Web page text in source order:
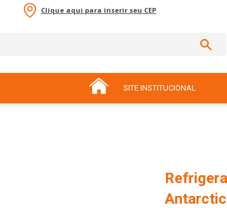
Clique aqui para inserir seu CEP
SITE INSTITUCIONAL